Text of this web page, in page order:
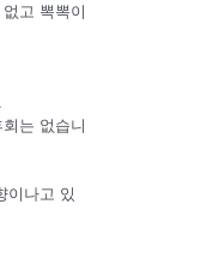
고 뽁뽁이
는 없습니
이나고 있